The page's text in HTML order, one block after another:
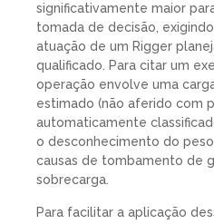
significativamente maior
tomada de decisão,
atuação de um Rigger
qualificado. Para citar um
operação envolve uma
estimado (não aferido com
automaticamente
o desconhecimento do
causas de tombamento de
sobrecarga.
Para facilitar a aplicação